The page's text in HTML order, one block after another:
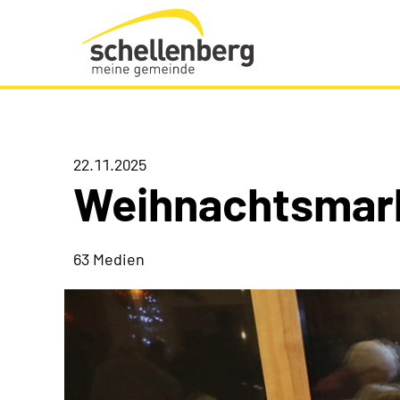
Gemeinde Schellenberg Startseite
22.11.2025
63 Medien